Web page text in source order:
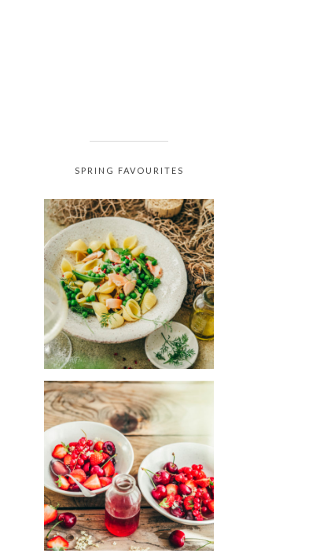
SPRING FAVOURITES